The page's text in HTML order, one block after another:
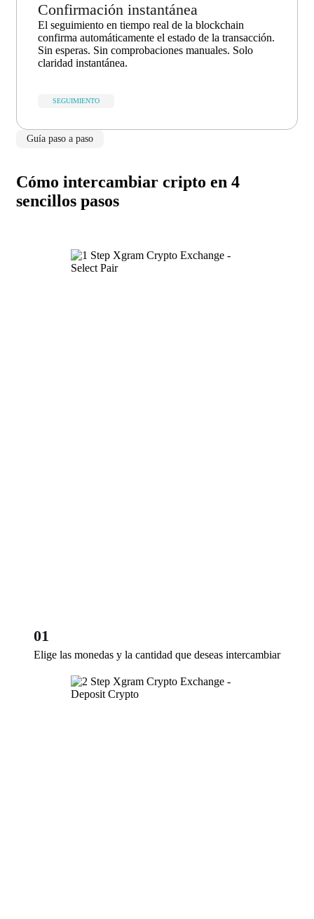
Confirmación instantánea
El seguimiento en tiempo real de la blockchain
confirma automáticamente el estado de la transacción.
Sin esperas. Sin comprobaciones manuales. Solo
claridad instantánea.
SEGUIMIENTO
Guía paso a paso
Cómo intercambiar cripto en 4
sencillos pasos
01
Elige las monedas y la cantidad que deseas intercambiar